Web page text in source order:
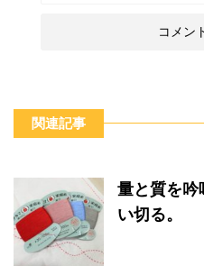
関連記事
量と質を吟
い切る。